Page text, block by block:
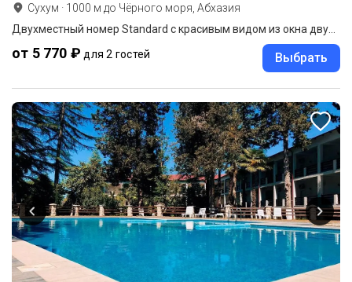
Сухум · 1000 м до Чёрного моря, Абхазия
Двухместный номер Standard с красивым видом из окна двуспальная кровать
от 5 770 ₽ для 2 гостей Выбрать